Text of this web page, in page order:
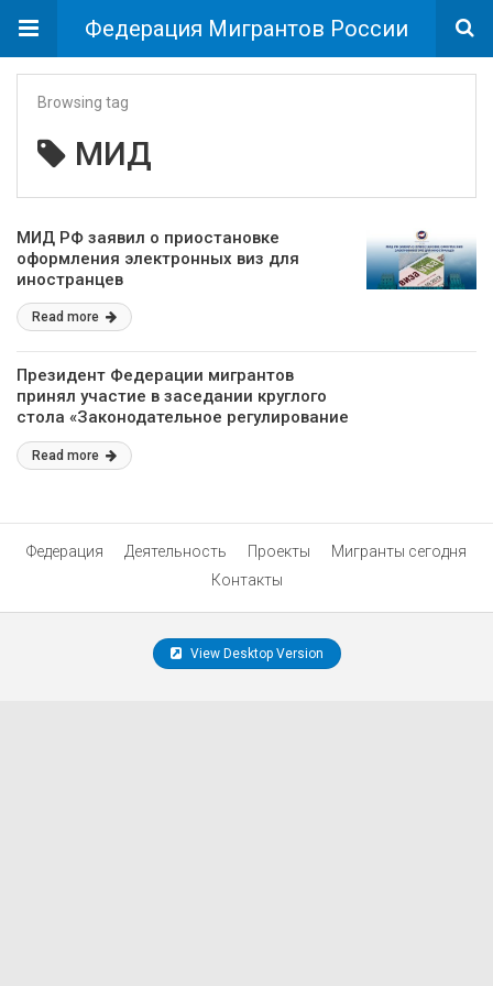
Федерация Мигрантов России
Browsing tag
МИД
МИД РФ заявил о приостановке
оформления электронных виз для
иностранцев
Read more
Президент Федерации мигрантов
принял участие в заседании круглого
стола «Законодательное регулирование
и эффективные практики адаптации и
интеграции мигрантов: возможности
Read more
Федерация Деятельность Проекты
Мигранты сегодня
Контакты
View Desktop Version